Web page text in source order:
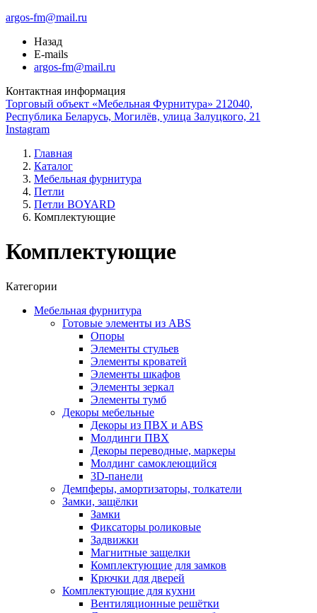
argos-fm@mail.ru
Назад
E-mails
argos-fm@mail.ru
Контактная информация
Торговый объект «Мебельная Фурнитура» 212040,
Республика Беларусь, Могилёв, улица Залуцкого, 21
Instagram
Главная
Каталог
Мебельная фурнитура
Петли
Петли BOYARD
Комплектующие
Комплектующие
Категории
Мебельная фурнитура
Готовые элементы из ABS
Опоры
Элементы стульев
Элементы кроватей
Элементы шкафов
Элементы зеркал
Элементы тумб
Декоры мебельные
Декоры из ПВХ и ABS
Молдинги ПВХ
Декоры переводные, маркеры
Молдинг самоклеющийся
3D-панели
Демпферы, амортизаторы, толкатели
Замки, защёлки
Замки
Фиксаторы роликовые
Задвижки
Магнитные защелки
Комплектующие для замков
Крючки для дверей
Комплектующие для кухни
Вентиляционные решётки